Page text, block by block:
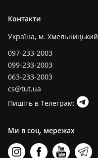
Контакти
Україна, м. Хмельницький
097-233-2003
099-233-2003
063-233-2003
cs@tut.ua
Пишіть в Телеграм:
Ми в соц. мережах